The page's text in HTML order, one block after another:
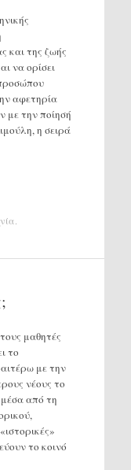
και της ζωής
να ορίσει
αφετηρία
με την ποίησή
η σειρά
μαθητές
το
με την
νέους το
από τη
το κοινό